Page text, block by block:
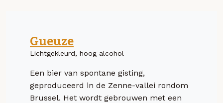
Gueuze
Lichtgekleurd, hoog alcohol
Een bier van spontane gisting,
geproduceerd in de Zenne-vallei rondom
Brussel. Het wordt gebrouwen met een